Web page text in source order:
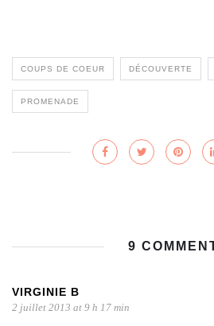
COUPS DE COEUR DÉCOUVERTE
PROMENADE
9
VIRGINIE B
2 juillet 2013 at 9 h 17 min